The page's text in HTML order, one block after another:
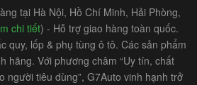
tại Hà Nội, Hồ Chí Minh, Hải Phòng,
chi tiết) - Hỗ trợ giao hàng toàn quốc.
quy, lốp & phụ tùng ô tô. Các sản phẩm
hãng. Với phương châm “Uy tín, chất
người tiêu dùng”, G7Auto vinh hạnh trở